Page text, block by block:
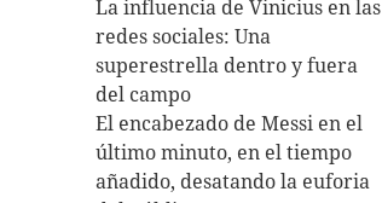
La influencia de Vinicius en las
redes sociales: Una
superestrella dentro y fuera
del campo
El encabezado de Messi en el
último minuto, en el tiempo
añadido, desatando la euforia